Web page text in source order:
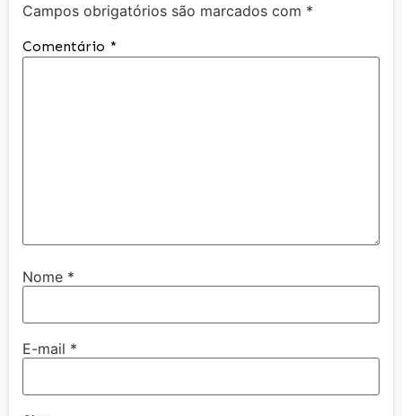
Campos obrigatórios são marcados com *
Comentário *
Nome *
E-mail *